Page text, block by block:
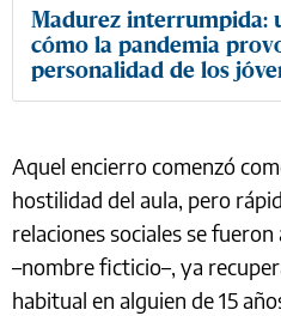
Madurez interrumpida:
cómo la pandemia
personalidad de los
Aquel encierro comenzó
hostilidad del aula, pero
relaciones sociales se
–nombre ficticio–, ya
habitual en alguien de 15